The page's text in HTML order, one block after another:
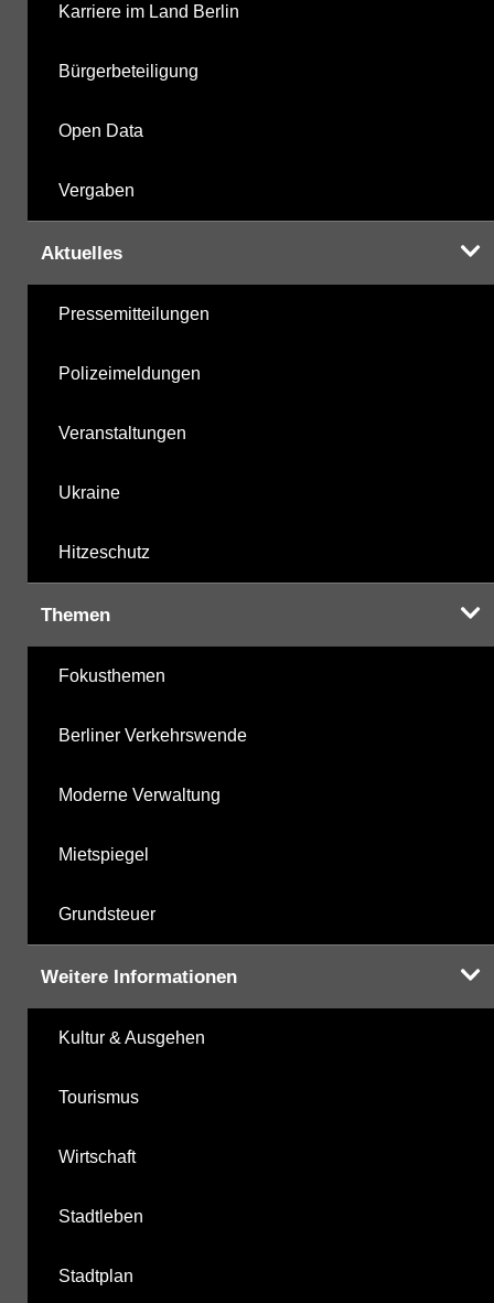
Karriere im Land Berlin
Bürgerbeteiligung
Open Data
Vergaben
Aktuelles
Pressemitteilungen
Polizeimeldungen
Veranstaltungen
Ukraine
Hitzeschutz
Themen
Fokusthemen
Berliner Verkehrswende
Moderne Verwaltung
Mietspiegel
Grundsteuer
Weitere Informationen
Kultur & Ausgehen
Tourismus
Wirtschaft
Stadtleben
Stadtplan